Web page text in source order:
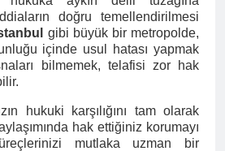
doğru temellendirilmesi
gibi büyük bir metropolde,
içinde usul hatası yapmak
bilmemek, telafisi zor hak
hukuki karşılığını tam olarak
hak ettiğiniz korumayı
mutlaka uzman bir